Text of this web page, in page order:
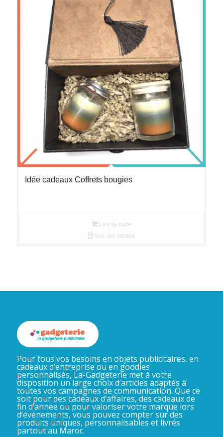
Idée cadeaux Coffrets bougies
Lire la suite
Voir les détails
Pour tous vos besoins en objets publicitaires, en
cadeaux d’entreprise ou en goodies
personnalisés, La-Gadgeterie met à votre
disposition un large choix d’articles adaptés à
toutes vos campagnes de communication. Que ce
soit pour des cadeaux d’affaires, des cadeaux de
fin d’année ou pour valoriser votre marque lors
d’événements, vous pouvez compter sur des
produits uniques, personnalisables et livrés
partout au Maroc.